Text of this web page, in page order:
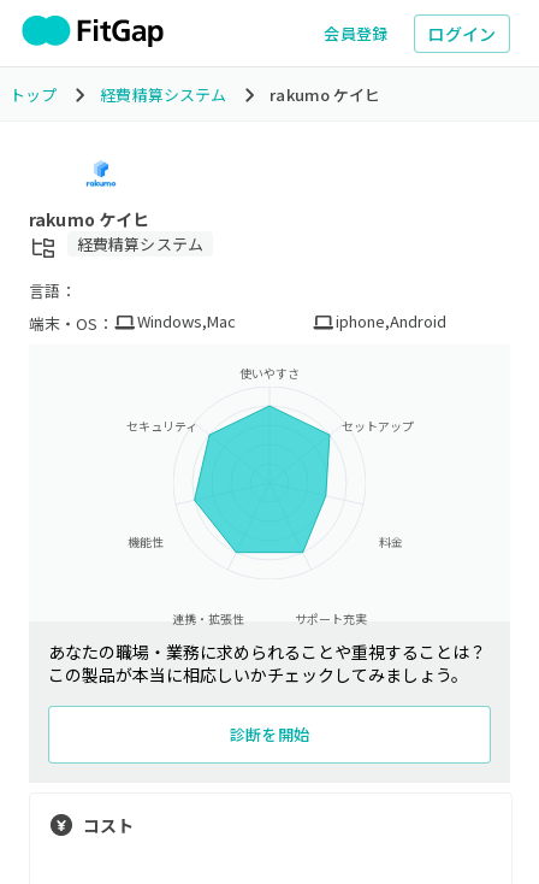
会員登録 ログイン
トップ 経費精算システム rakumo ケイヒ
rakumo ケイヒ
経費精算システム
言語：
端末・OS：
Windows,Mac iphone,Android
使いやすさ
セットアップ
料金
サポート充実
連携・拡張性
機能性
セキュリティ
あなたの職場・業務に求められることや重視することは？
この製品が本当に相応しいかチェックしてみましょう。
診断を開始
コスト